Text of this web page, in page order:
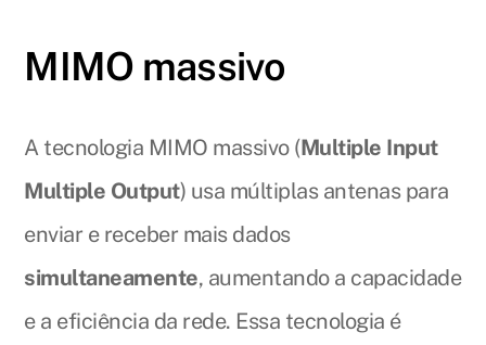
MIMO massivo
A tecnologia MIMO massivo (Multiple Input
Multiple Output) usa múltiplas antenas para
enviar e receber mais dados
simultaneamente, aumentando a capacidade
e a eficiência da rede. Essa tecnologia é